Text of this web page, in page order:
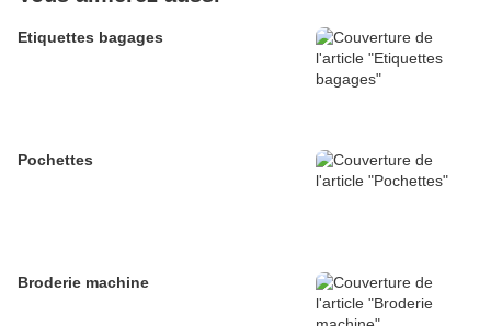
Etiquettes bagages
Pochettes
Broderie machine